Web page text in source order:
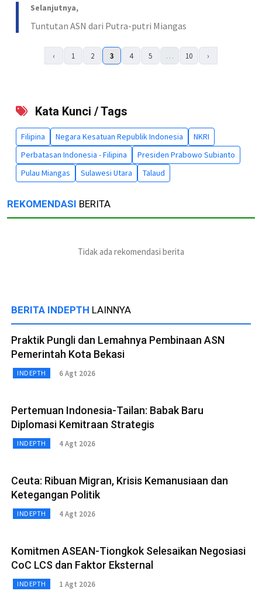
Selanjutnya,
Tuntutan ASN dari Putra-putri Miangas
‹ 1 2 3 4 5 … 10 ›
Kata Kunci / Tags
Filipina Negara Kesatuan Republik Indonesia
NKRI
Perbatasan Indonesia - Filipina
Presiden Prabowo Subianto
Pulau Miangas
Sulawesi Utara Talaud
REKOMENDASI BERITA
Tidak ada rekomendasi berita
BERITA INDEPTH LAINNYA
Praktik Pungli dan Lemahnya Pembinaan ASN
Pemerintah Kota Bekasi
INDEPTH 6 Agt 2026
Pertemuan Indonesia-Tailan: Babak Baru
Diplomasi Kemitraan Strategis
INDEPTH 4 Agt 2026
Ceuta: Ribuan Migran, Krisis Kemanusiaan dan
Ketegangan Politik
INDEPTH 4 Agt 2026
Komitmen ASEAN-Tiongkok Selesaikan Negosiasi
CoC LCS dan Faktor Eksternal
INDEPTH 1 Agt 2026